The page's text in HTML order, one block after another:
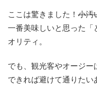
ここは驚きました！ 小汚
一番美味しいと思った「
オリティ。
でも、観光客やオージー
できれば避けて通りたい